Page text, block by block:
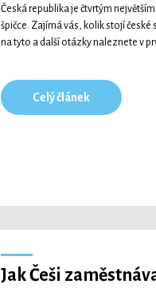
Česká republika je čtvrtým
špičce. Zajímá vás, kolik stojí
na tyto a další otázky naleznete v
Celý článek
Jak Češi